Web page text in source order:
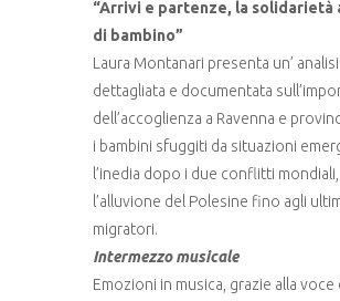
“Arrivi e partenze, la solidarietà
di bambino”
Laura Montanari presenta un’ analisi
dettagliata e documentata
dell’accoglienza a Ravenna e
i bambini sfuggiti da situazioni
l’inedia dopo i due conflitti mondiali,
l’alluvione del Polesine fino agli
migratori.
Intermezzo musicale
Emozioni in musica, grazie alla voce